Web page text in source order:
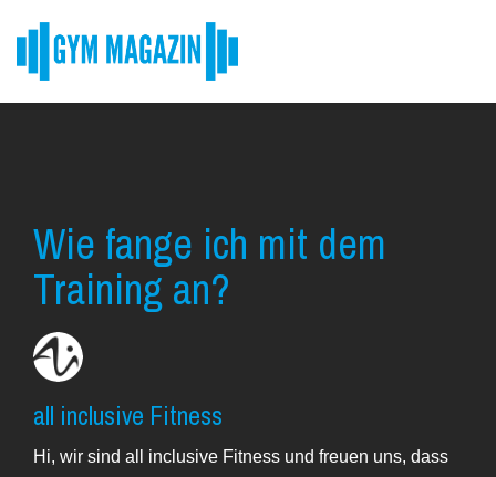
main
content.
Wie fange ich mit dem
Training an?
all inclusive Fitness
Hi, wir sind all inclusive Fitness und freuen uns, dass